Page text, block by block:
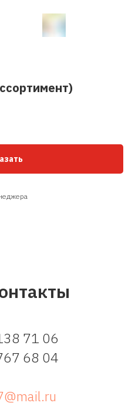
71 06
68 04